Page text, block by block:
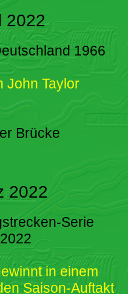
2022
1966
John Taylor
Brücke
2022
Serie
in einem
Saison-Auftakt